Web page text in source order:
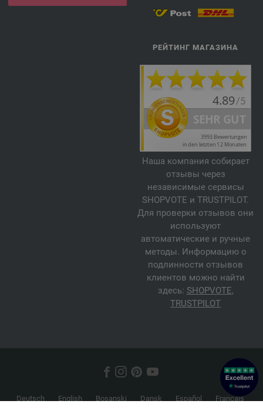
РЕЙТИНГ МАГАЗИНА
Наша компания собирает
отзывы через
независимые сервисы
SHOPVOTE и TRUSTPILOT.
Для проверки отзывов они
используют
автоматические и ручные
методы. Информацию о
подлинности отзывов
клиентов можно найти
здесь: SHOPVOTE,
TRUSTPILOT
Deutsch English Bosanski Dansk Español
Français